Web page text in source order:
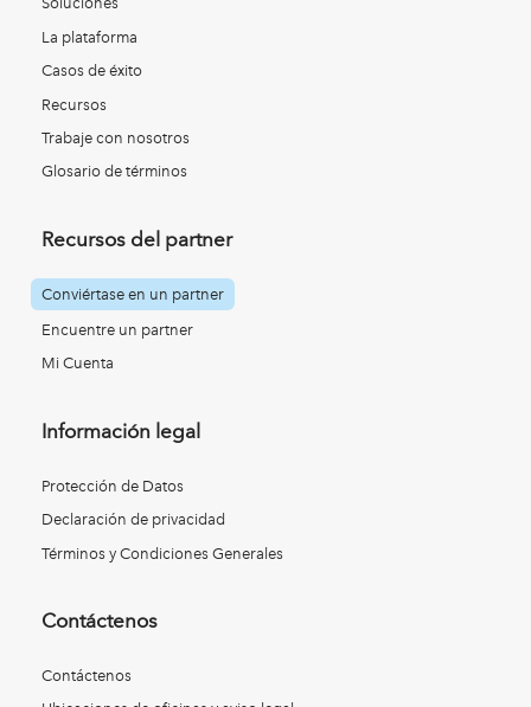
La plataforma
Casos de éxito
Recursos
Trabaje con nosotros
Glosario de términos
Recursos del partner
Conviértase en un partner
Encuentre un partner
Mi Cuenta
Información legal
Protección de Datos
Declaración de privacidad
Términos y Condiciones Generales
Contáctenos
Contáctenos